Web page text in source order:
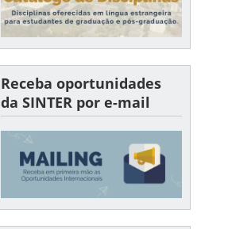
Receba oportunidades
da SINTER por e-mail